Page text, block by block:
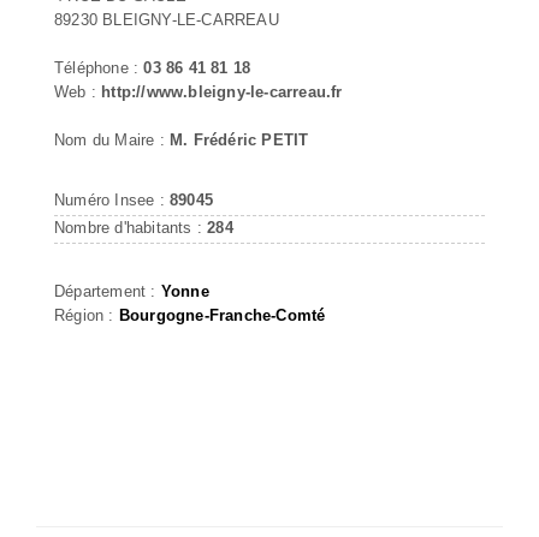
89230 BLEIGNY-LE-CARREAU
Téléphone :03 86 41 81 18
Web : http://www.bleigny-le-carreau.fr
Nom du Maire : M. Frédéric PETIT
Numéro Insee : 89045
Nombre d'habitants :284
Département : Yonne
Région : Bourgogne-Franche-Comté